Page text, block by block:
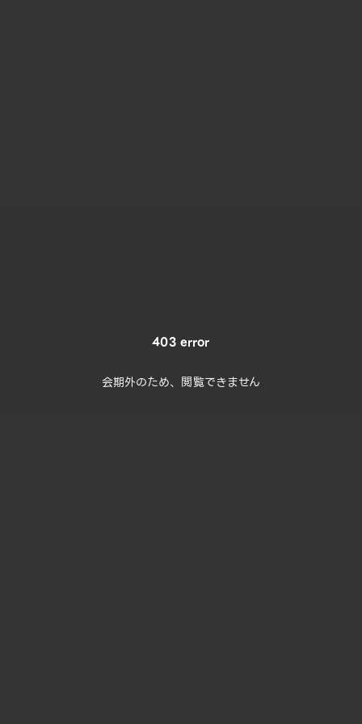
403 error
会期外のため、閲覧できません